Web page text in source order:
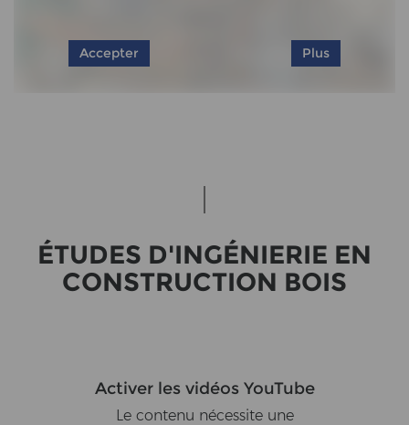
Accepter Plus
ÉTUDES D'INGÉNIERIE EN
CON­STRUC­TION BOIS
Activer les vidéos YouTube
Le contenu nécessite une